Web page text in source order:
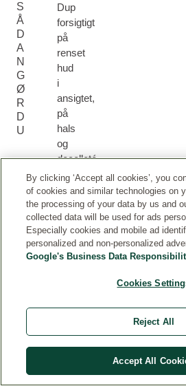
S
Å
D
A
N
G
Ø
R
D
U
Dup
forsigtigt
på
renset
hud
i
ansigtet,
på
hals
og
decolleté
før
dag-
eller
natcreme.
RELATEREDE PRODUKTER
By clicking ‘Accept all cookies’, you
of cookies and similar technologies on
the processing of your data by us and
collected data will be used for ads
Especially cookies and mobile ad
personalized and non-personalized
Google's Business Data
Cookies
Reject All
Accept All